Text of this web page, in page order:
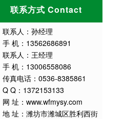
联系方式 Contact
联系人：孙经理
手 机：13562686891
联系人：王经理
手 机：13006558086
传真电话：0536-8385861
Q Q：1372153133
网 址：www.wfmysy.com
地 址：潍坊市潍城区胜利西街